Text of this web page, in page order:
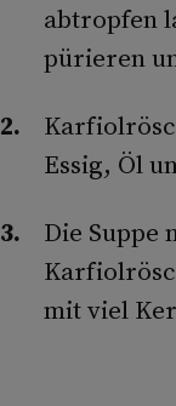
abtropfen
pürieren
Essig, Öl
Die Suppe
mit viel